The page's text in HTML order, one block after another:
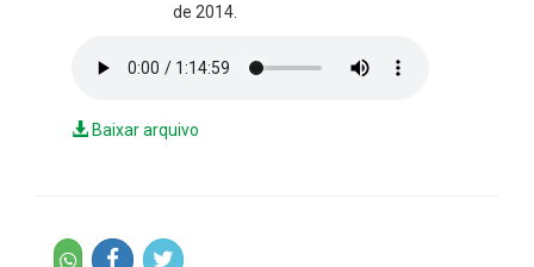
de 2014.
Baixar arquivo